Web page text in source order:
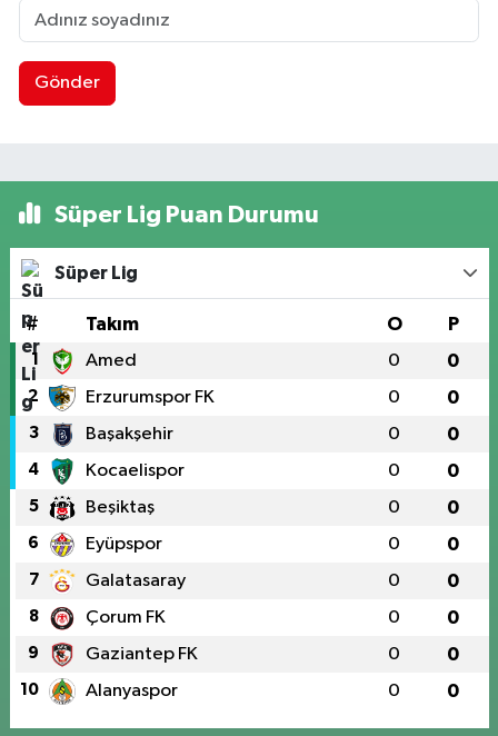
Gönder
Süper Lig Puan Durumu
Süper Lig
# Takım O P
1 Amed 0 0
2 Erzurumspor FK 0 0
3 Başakşehir 0 0
4 Kocaelispor 0 0
5 Beşiktaş 0 0
6 Eyüpspor 0 0
7 Galatasaray 0 0
8 Çorum FK 0 0
9 Gaziantep FK 0 0
10 Alanyaspor 0 0